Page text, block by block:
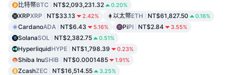
比特幣BTC NT$2,093,231.32 0.20%
XRPXRP NT$33.13 2.42% 以太幣ETH NT$61,827.50 0.16%
CardanoADA NT$6.43 5.16% PiPI NT$2.84 3.55%
SolanaSOL NT$2,382.75 0.51%
HyperliquidHYPE NT$1,798.39 0.23%
Shiba InuSHIB NT$0.0001485 1.91%
ZcashZEC NT$16,514.55 3.25%